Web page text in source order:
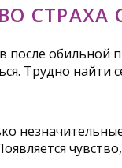
СТРАХА
обильной
Трудно найти